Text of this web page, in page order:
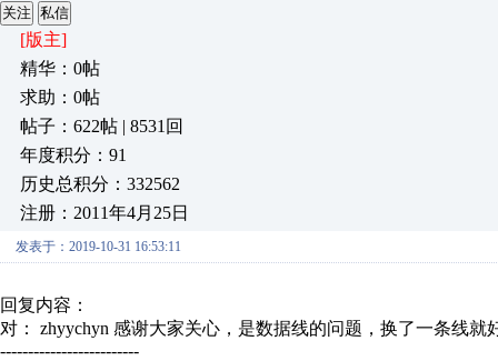
关注 私信
[版主]
精华：0帖
求助：0帖
帖子：622帖 | 8531回
年度积分：91
历史总积分：332562
注册：2011年4月25日
发表于：2019-10-31 16:53:11
回复内容：
对： zhyychyn 感谢大家关心，是数据线的问题，换了一条线就
-------------------------